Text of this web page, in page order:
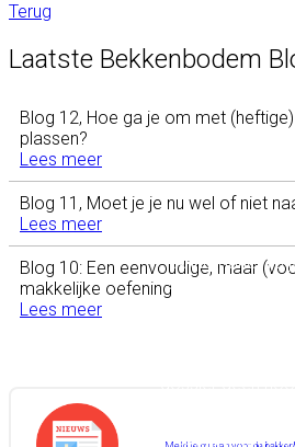
Terug
Laatste Bekkenbodem
Blog 12, Hoe ga je om met
plassen?
Lees meer
Blog 11, Moet je je nu wel of niet
Lees meer
Blog 10: Een eenvoudige, maar
makkelijke oefening
Lees meer
Annemarie, 10